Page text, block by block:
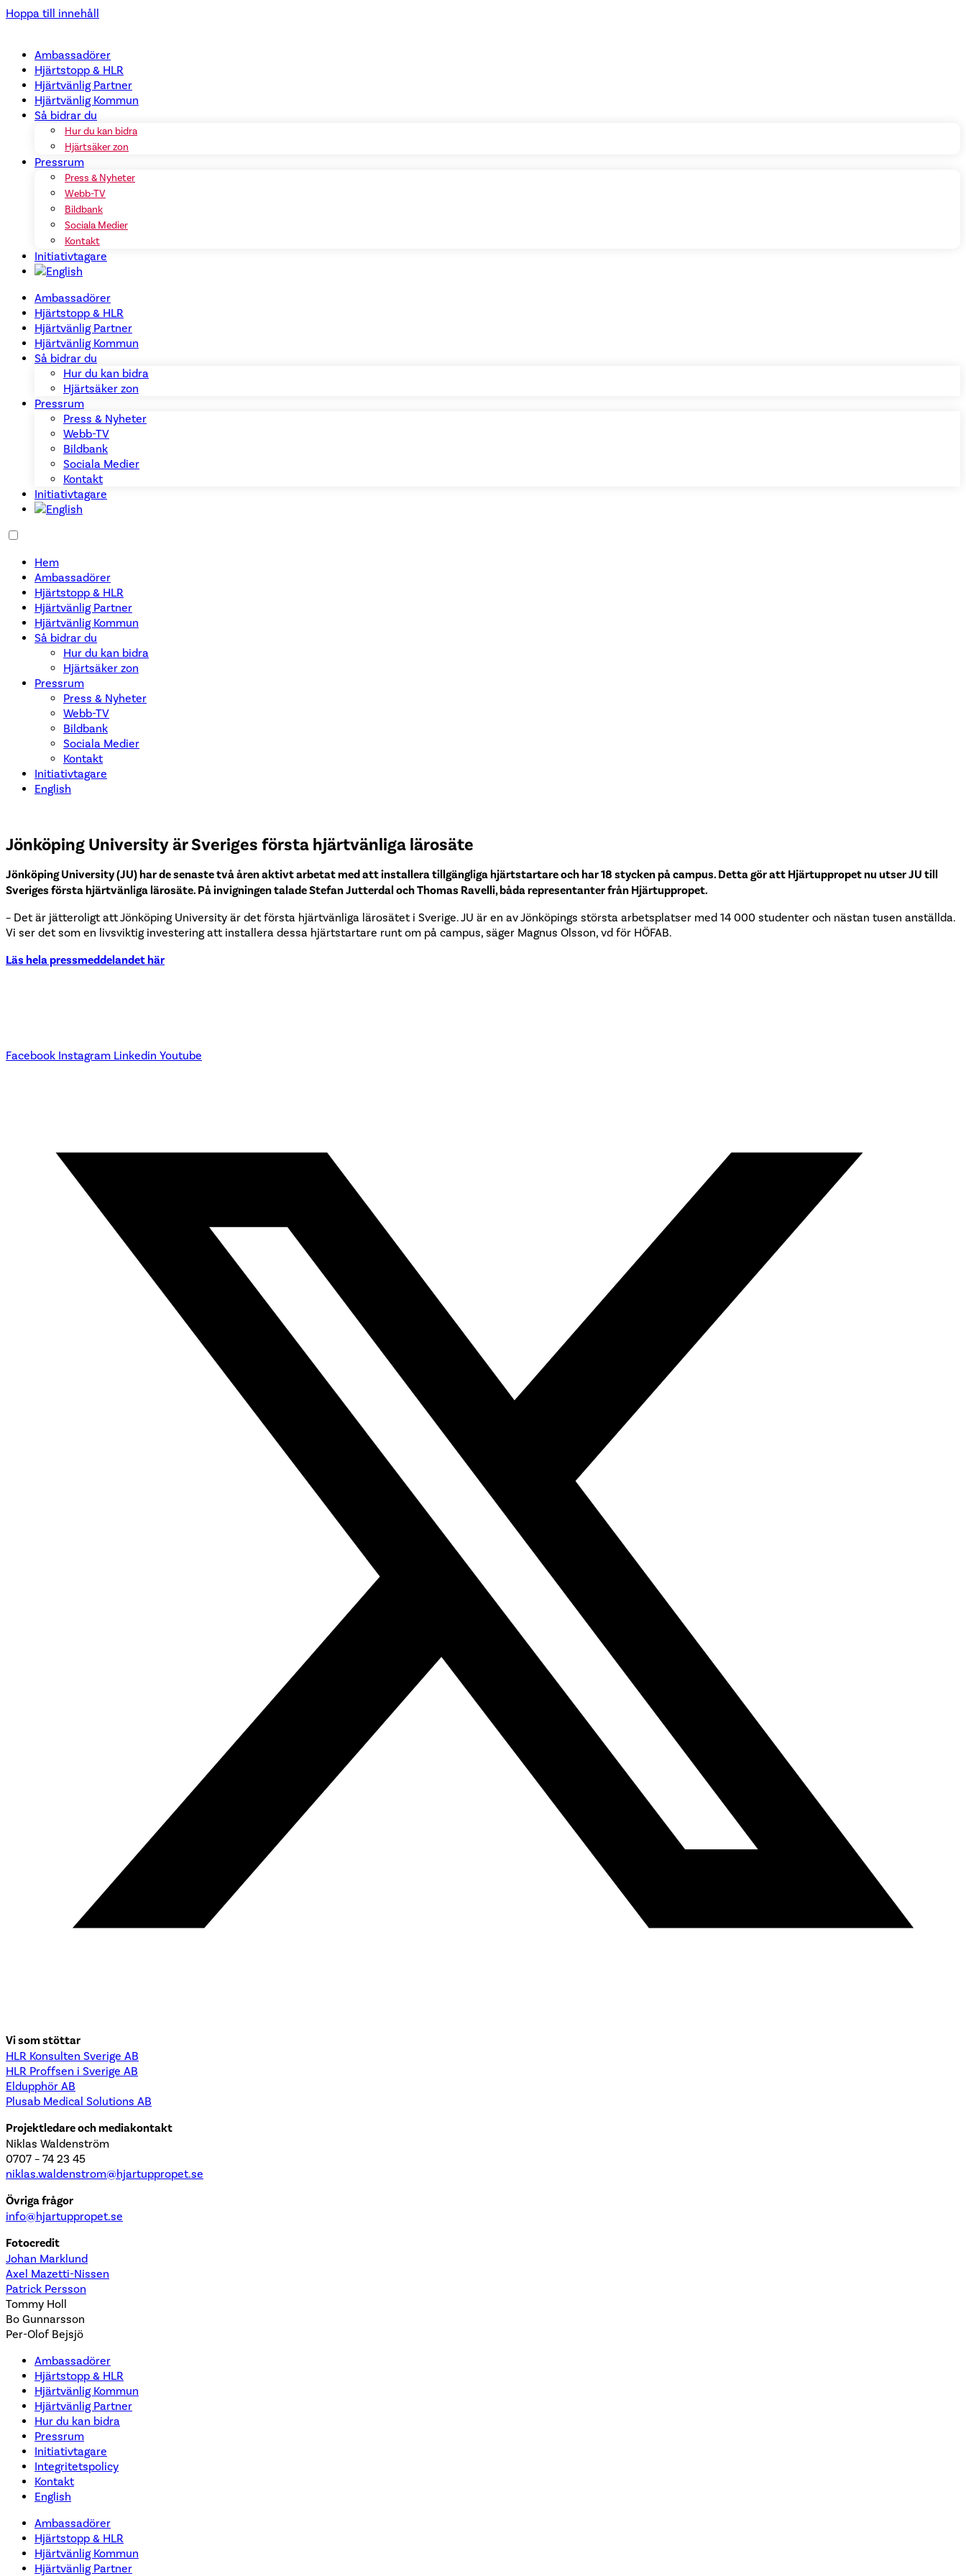
Hoppa till innehåll
Ambassadörer
Hjärtstopp & HLR
Hjärtvänlig Partner
Hjärtvänlig Kommun
Så bidrar du
Hur du kan bidra
Hjärtsäker zon
Pressrum
Press & Nyheter
Webb-TV
Bildbank
Sociala Medier
Kontakt
Initiativtagare
Ambassadörer
Hjärtstopp & HLR
Hjärtvänlig Partner
Hjärtvänlig Kommun
Så bidrar du
Hur du kan bidra
Hjärtsäker zon
Pressrum
Press & Nyheter
Webb-TV
Bildbank
Sociala Medier
Kontakt
Initiativtagare
Hem
Ambassadörer
Hjärtstopp & HLR
Hjärtvänlig Partner
Hjärtvänlig Kommun
Så bidrar du
Hur du kan bidra
Hjärtsäker zon
Pressrum
Press & Nyheter
Webb-TV
Bildbank
Sociala Medier
Kontakt
Initiativtagare
English
Jönköping University är Sveriges första hjärtvänliga lärosäte
Jönköping University (JU) har de senaste två åren aktivt arbetat med att installera tillgängliga hjärtstartare och har 18 stycken på campus. Detta gör att Hjärtuppropet nu utser JU till
Sveriges första hjärtvänliga lärosäte. På invigningen talade Stefan Jutterdal och Thomas Ravelli, båda representanter från Hjärtuppropet.
– Det är jätteroligt att Jönköping University är det första hjärtvänliga lärosätet i Sverige. JU är en av Jönköpings största arbetsplatser med 14 000 studenter och nästan tusen anställda.
Vi ser det som en livsviktig investering att installera dessa hjärtstartare runt om på campus, säger Magnus Olsson, vd för HÖFAB.
Läs hela pressmeddelandet här
Facebook Instagram Linkedin Youtube
Vi som stöttar
HLR Konsulten Sverige AB
HLR Proffsen i Sverige AB
Eldupphör AB
Plusab Medical Solutions AB
Projektledare och mediakontakt
Niklas Waldenström
0707 – 74 23 45
niklas.waldenstrom@hjartuppropet.se
Övriga frågor
info@hjartuppropet.se
Fotocredit
Johan Marklund
Axel Mazetti-Nissen
Patrick Persson
Tommy Holl
Bo Gunnarsson
Per-Olof Bejsjö
Ambassadörer
Hjärtstopp & HLR
Hjärtvänlig Kommun
Hjärtvänlig Partner
Hur du kan bidra
Pressrum
Initiativtagare
Integritetspolicy
Kontakt
English
Ambassadörer
Hjärtstopp & HLR
Hjärtvänlig Kommun
Hjärtvänlig Partner